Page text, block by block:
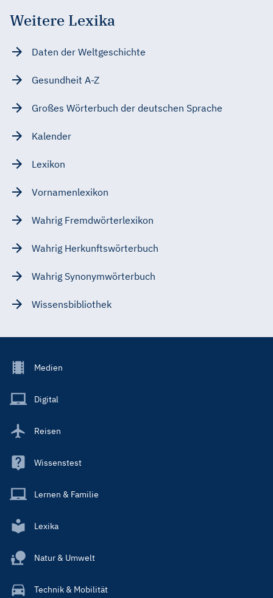
Weitere Lexika
Daten der Weltgeschichte
Gesundheit A-Z
Großes Wörterbuch der deutschen Sprache
Kalender
Lexikon
Vornamenlexikon
Wahrig Fremdwörterlexikon
Wahrig Herkunftswörterbuch
Wahrig Synonymwörterbuch
Wissensbibliothek
Footer
Main
Medien
Digital
Reisen
Wissenstest
Lernen & Familie
Lexika
Natur & Umwelt
Technik & Mobilität